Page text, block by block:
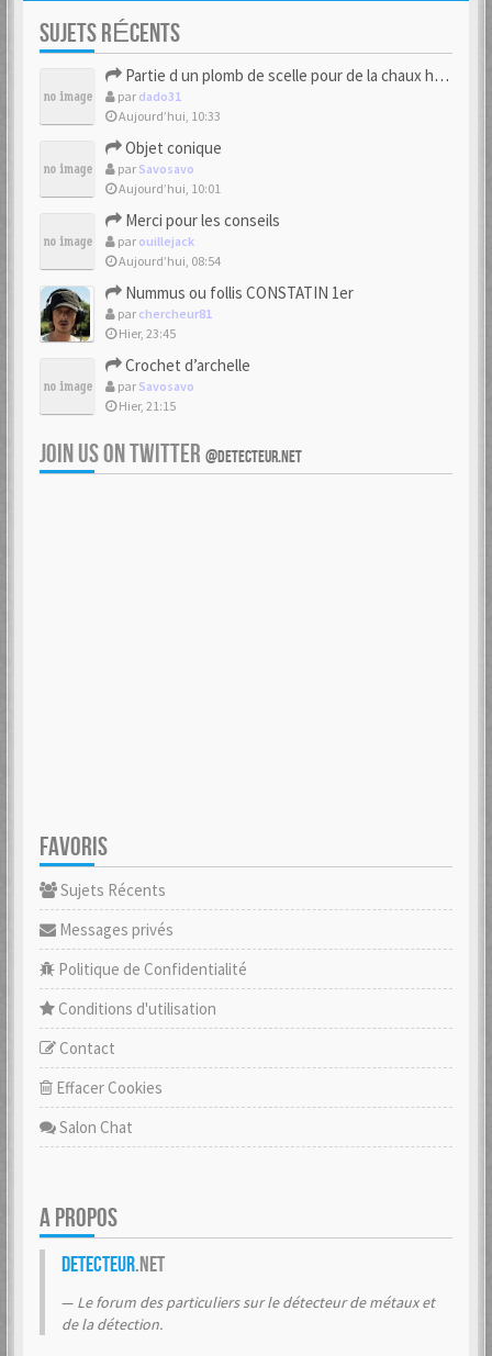
SUJETS RÉCENTS
Partie d un plomb de scelle pour de la chaux hydraulique
par dado31
Aujourd’hui, 10:33
Objet conique
par Savosavo
Aujourd’hui, 10:01
Merci pour les conseils
par ouillejack
Aujourd’hui, 08:54
Nummus ou follis CONSTATIN 1er
par chercheur81
Hier, 23:45
Crochet d’archelle
par Savosavo
Hier, 21:15
JOIN US ON TWITTER @DETECTEUR.NET
FAVORIS
Sujets Récents
Messages privés
Politique de Confidentialité
Conditions d'utilisation
Contact
Effacer Cookies
Salon Chat
A PROPOS
Detecteur.net
Le forum des particuliers sur le détecteur de métaux et
de la détection.